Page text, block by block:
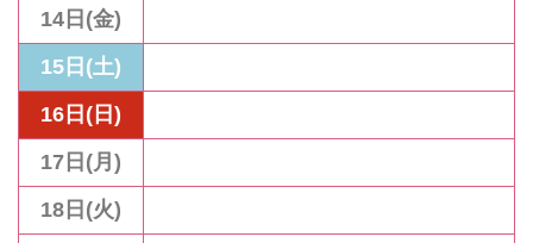
14日(金)
15日(土)
16日(日)
17日(月)
18日(火)